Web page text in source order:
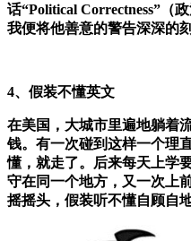
话“Political Correctness”（政
我便将他善意的警告深深的
4、假装不懂英文
在美国，大城市里遍地躺着
钱。有一次碰到这样一个理
懂，就走了。后来每天上学
守在同一个地方，又一次上
摇摇头，假装听不懂自顾自